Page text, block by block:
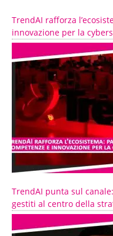
TrendAI rafforza
innovazione per la
TrendAI punta sul
gestiti al centro della